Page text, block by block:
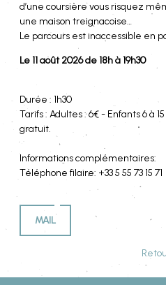
d’une coursière vous risquez
une maison treignacoise…
Le parcours est inaccessible en
Le 11 août 2026 de 18h à 19h30
Durée : 1h30
Tarifs : Adultes : 6€ - Enfants 6 à
gratuit.
Informations complémentaires:
Téléphone filaire: +33 5 55 73 15 71
MAIL